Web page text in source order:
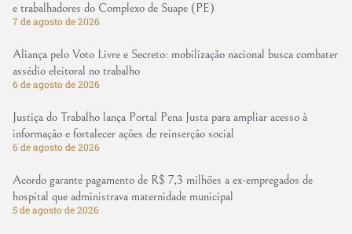
e trabalhadores do Complexo de Suape (PE)
7 de agosto de 2026
Aliança pelo Voto Livre e Secreto: mobilização nacional busca combater
assédio eleitoral no trabalho
6 de agosto de 2026
Justiça do Trabalho lança Portal Pena Justa para ampliar acesso à
informação e fortalecer ações de reinserção social
6 de agosto de 2026
Acordo garante pagamento de R$ 7,3 milhões a ex-empregados de
hospital que administrava maternidade municipal
5 de agosto de 2026